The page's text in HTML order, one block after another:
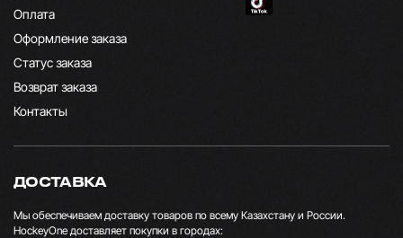
Оплата
Оформление заказа
Статус заказа
Возврат заказа
Контакты
ДОСТАВКА
Мы обеспечиваем доставку товаров по всему Казахстану и России.
HockeyOne доставляет покупки в городах: